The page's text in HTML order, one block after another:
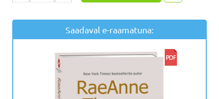
Saadaval e-raamatuna: